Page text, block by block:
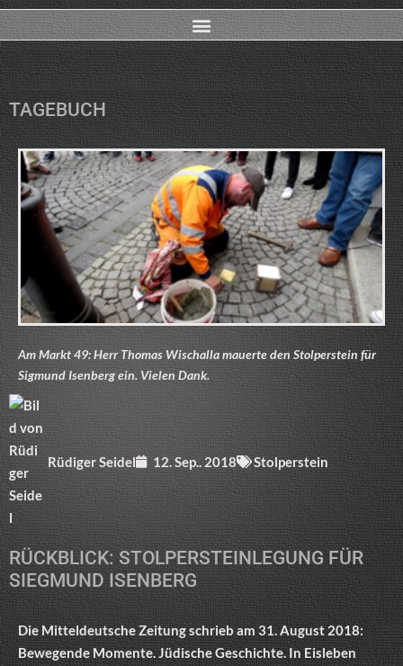
TAGEBUCH
Am Markt 49: Herr Thomas Wischalla mauerte den Stolperstein für
Sigmund Isenberg ein. Vielen Dank.
Rüdiger Seidel 12. Sep.. 2018 Stolperstein
RÜCKBLICK: STOLPERSTEINLEGUNG FÜR
SIEGMUND ISENBERG
Die Mitteldeutsche Zeitung schrieb am 31. August 2018:
Bewegende Momente. Jüdische Geschichte. In Eisleben